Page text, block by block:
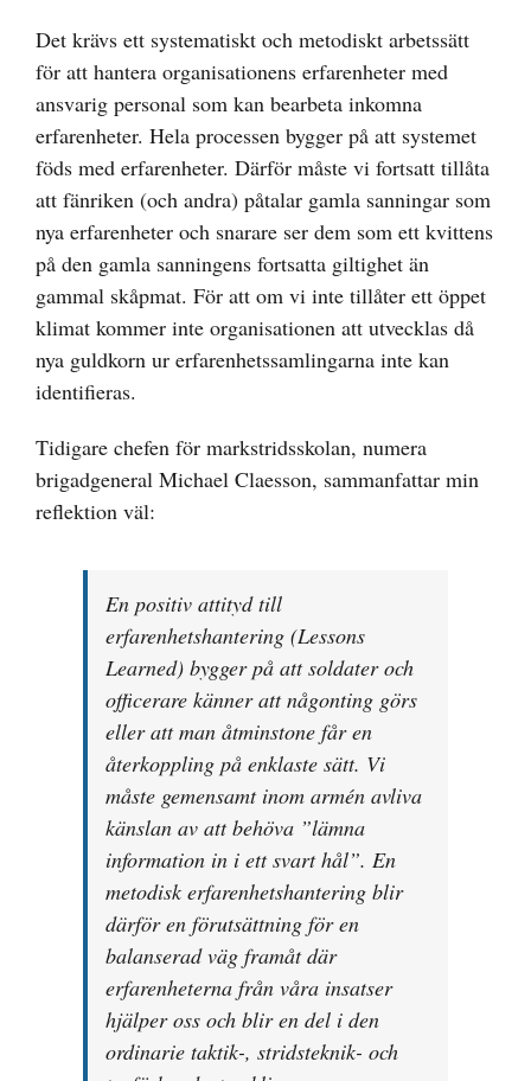
Det krävs ett systematiskt och metodiskt arbetssätt
för att hantera organisationens erfarenheter med
ansvarig personal som kan bearbeta inkomna
erfarenheter. Hela processen bygger på att systemet
föds med erfarenheter. Därför måste vi fortsatt tillåta
att fänriken (och andra) påtalar gamla sanningar som
nya erfarenheter och snarare ser dem som ett kvittens
på den gamla sanningens fortsatta giltighet än
gammal skåpmat. För att om vi inte tillåter ett öppet
klimat kommer inte organisationen att utvecklas då
nya guldkorn ur erfarenhetssamlingarna inte kan
identifieras.
Tidigare chefen för markstridsskolan, numera
brigadgeneral Michael Claesson, sammanfattar min
reflektion väl:
En positiv attityd till
erfarenhetshantering (Lessons
Learned) bygger på att soldater och
officerare känner att någonting görs
eller att man åtminstone får en
återkoppling på enklaste sätt. Vi
måste gemensamt inom armén avliva
känslan av att behöva ”lämna
information in i ett svart hål”. En
metodisk erfarenhetshantering blir
därför en förutsättning för en
balanserad väg framåt där
erfarenheterna från våra insatser
hjälper oss och blir en del i den
ordinarie taktik-, stridsteknik- och